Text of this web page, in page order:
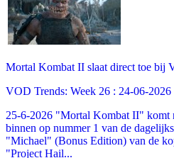
Mortal Kombat II slaat direct toe bij
VOD Trends: Week 26 : 24-06-2026
25-6-2026 "Mortal Kombat II" komt
binnen op nummer 1 van de
"Michael" (Bonus Edition) van de
"Project Hail...